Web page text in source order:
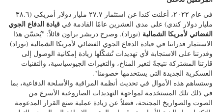
المرفقين للأعلى
في عام ٢٠٢٢، أعلنت كندا عن استثمار ٢٧.٧ مليار دولار أمريكي (٣٨.٦
مليار دولار كندي) على مدى العشرين عامًا القادمة في قيادة الدفاع الجوي
الفضائي لأمريكا الشمالية(نوراد). وصرح دريشر براون قائلاً: "يُحسّن هذا
الاستثمار قدراتنا في قيادة الدفاع الجوي الفضائي لأمريكا الشمالية (نوراد)
وقدرتنا على الاستجابة لأي تهديدات تُشكّلها زيادة إمكانية الوصول إلى
قارتنا المشتركة نتيجةً لتغير المناخ، والتغيرات الجيوسياسية، والتقنيات
العسكرية الجديدة التي يستخدمها خصومنا".
وستساهم هذه الأموال في تحديث أنظمة المراقبة والأسلحة الدفاعية، بما
في ذلك تلك المستخدمة لمواجهة التهديدات الصاروخية الأسرع من